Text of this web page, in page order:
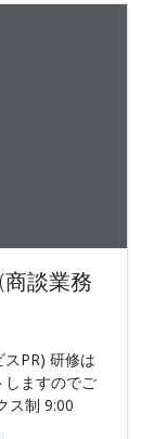
談業務
PR) 研修は
しますのでご
ス制 9:00